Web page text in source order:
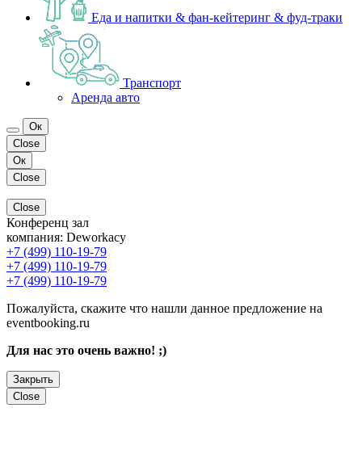
Еда и напитки & фан-кейтеринг & фуд-траки
Транспорт
Аренда авто
Ок
Close
Ок
Close
Close
Конференц зал
компания: Deworkacy
+7 (499) 110-19-79
+7 (499) 110-19-79
+7 (499) 110-19-79
Пожалуйста, скажите что нашли данное предложение на
eventbooking.ru
Для нас это очень важно! ;)
Закрыть
Close